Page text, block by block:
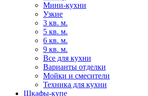
Мини-кухни
Узкие
3 кв. м.
5 кв. м.
6 кв. м.
9 кв. м.
Все для кухни
Варианты отделки
Мойки и смесители
Техника для кухни
Шкафы-купе